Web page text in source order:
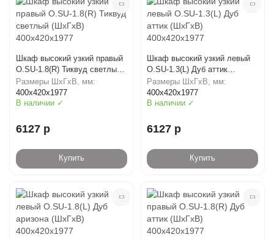
Шкаф высокий узкий правый
O.SU-1.8(R) Тиквуд светлый
(ШхГхВ) 400х420х1977
Размеры ШхГхВ, мм:
400х420х1977
В наличии ✓
6127 р
Купить
Шкаф высокий узкий левый
O.SU-1.3(L) Дуб аттик
(ШхГхВ) 400х420х1977
Размеры ШхГхВ, мм:
400х420х1977
В наличии ✓
6127 р
Купить